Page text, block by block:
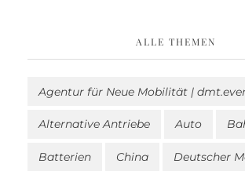
ALLE THEMEN
Agentur für Neue Mobilität |
Alternative Antriebe Auto
Batterien China Deutscher